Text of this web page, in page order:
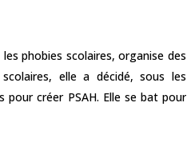
phobies scolaires, organise des
elle a décidé, sous les
créer PSAH. Elle se bat pour